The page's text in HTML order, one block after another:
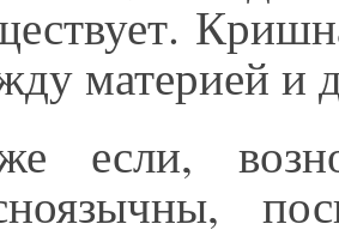
материей и
если,